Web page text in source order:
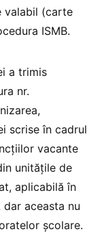
valabil (carte
ISMB.
a trimis
nr.
scrise în cadrul
vacante
unităţile de
aplicabilă în
aceasta nu
școlare.